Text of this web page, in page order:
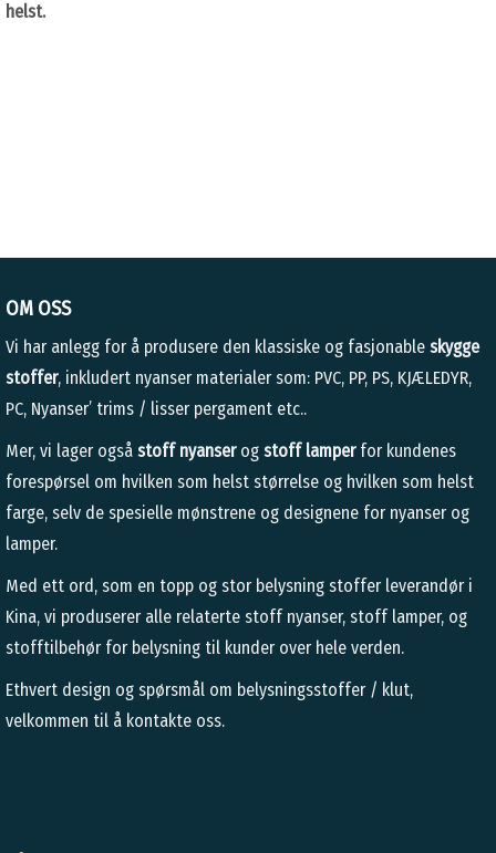
helst.
OM OSS
Vi har anlegg for å produsere den klassiske og fasjonable skygge
stoffer, inkludert nyanser materialer som: PVC, PP, PS, KJÆLEDYR,
PC, Nyanser’ trims / lisser pergament etc..
Mer, vi lager også stoff nyanserog stoff lamperfor kundenes
forespørsel om hvilken som helst størrelse og hvilken som helst
farge, selv de spesielle mønstrene og designene for nyanser og
lamper.
Med ett ord, som en topp og stor belysning stoffer leverandør i
Kina, vi produserer alle relaterte stoff nyanser, stoff lamper, og
stofftilbehør for belysning til kunder over hele verden.
Ethvert design og spørsmål om belysningsstoffer / klut,
velkommen til å kontakte oss.